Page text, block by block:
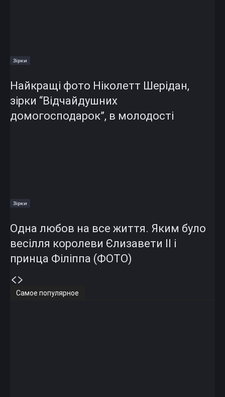
Зірки
Найкращі фото Ніколетт Шерідан,
зірки “Відчайдушних
домогосподарок”, в молодості
Зірки
Одна любов на все життя. Яким було
весілля королеви Єлизавети II і
принца Філіппа (ФОТО)
Самое популярное